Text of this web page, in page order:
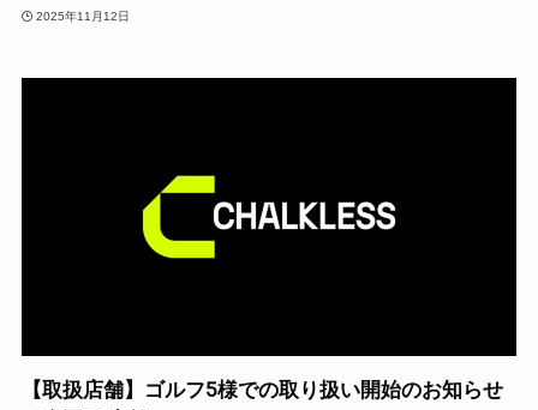
2025年11月12日
【取扱店舗】ゴルフ5様での取り扱い開始のお知らせ